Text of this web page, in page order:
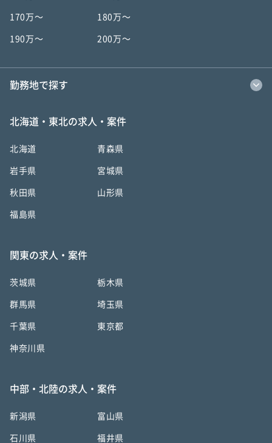
170万〜 180万〜
190万〜 200万〜
勤務地で探す
北海道・東北の求人・案件
北海道 青森県
岩手県 宮城県
秋田県 山形県
福島県
関東の求人・案件
茨城県 栃木県
群馬県 埼玉県
千葉県 東京都
神奈川県
中部・北陸の求人・案件
新潟県 富山県
石川県 福井県